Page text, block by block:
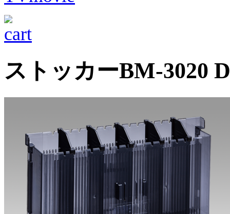
ストッカーBM-3020 D